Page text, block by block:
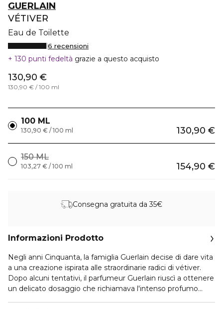
GUERLAIN
VÉTIVER
Eau de Toilette
6 recensioni
130 punti fedeltà grazie a questo acquisto
130,90 €
130,90 € / 100 ml
100 ML
130,90 €
130,90 € / 100 ml
150 ML
154,90 €
103,27 € / 100 ml
Consegna gratuita da 35€
Informazioni Prodotto
Negli anni Cinquanta, la famiglia Guerlain decise di dare vita
a una creazione ispirata alle straordinarie radici di vétiver.
Dopo alcuni tentativi, il parfumeur Guerlain riuscì a ottenere
un delicato dosaggio che richiamava l'intenso profumo